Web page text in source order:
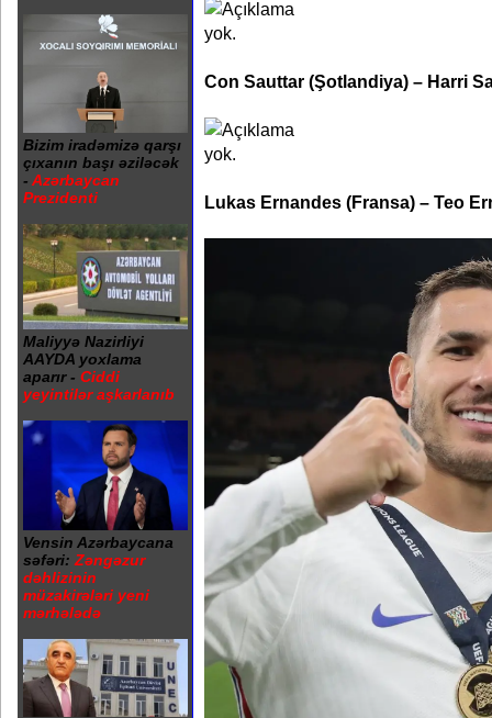
Bizim iradəmizə qarşı
çıxanın başı əziləcək
- Azərbaycan
Prezidenti
Maliyyə Nazirliyi
AAYDA yoxlama
aparır - Ciddi
yeyintilər aşkarlanıb
Vensin Azərbaycana
səfəri: Zəngəzur
dəhlizinin
müzakirələri yeni
mərhələdə
Con Sauttar (Şotlandiya) – Harri
Lukas Ernandes (Fransa) – Teo